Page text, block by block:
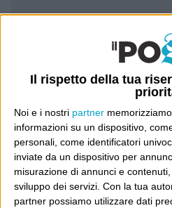
Il rispetto della tua
Noi e i nostri partner
informazioni su un dispositivo,
personali, come identificatori
inviate da un dispositivo per
misurazione di annunci e
sviluppo dei servizi. Con la tua
partner possiamo utilizzare dati
Luca Sofri Wittgenstein
POST PRECEDENTE
Brandi’s smile